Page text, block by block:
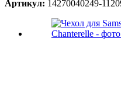
Артикул: 14270040249-